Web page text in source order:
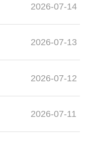
2026-07-14
2026-07-13
2026-07-12
2026-07-11